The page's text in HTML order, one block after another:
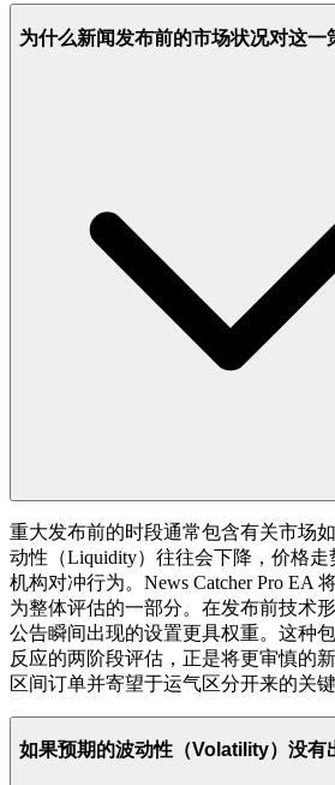
为什么新闻发布前的市场状况对这一
重大发布前的时段通常包含有关市场
动性（Liquidity）往往会下降，价格
机构对冲行为。News Catcher Pro EA
为整体评估的一部分。在发布前技术
公告瞬间出现的设置更具权重。这种
反应的两阶段评估，正是将更审慎的
区间订单并寄望于运气区分开来的关键
如果预期的波动性（Volatility）没有